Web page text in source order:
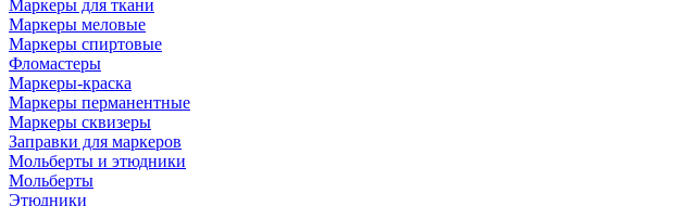
Маркеры для ткани
Маркеры меловые
Маркеры спиртовые
Фломастеры
Маркеры-краска
Маркеры перманентные
Маркеры сквизеры
Заправки для маркеров
Мольберты и этюдники
Мольберты
Этюдники